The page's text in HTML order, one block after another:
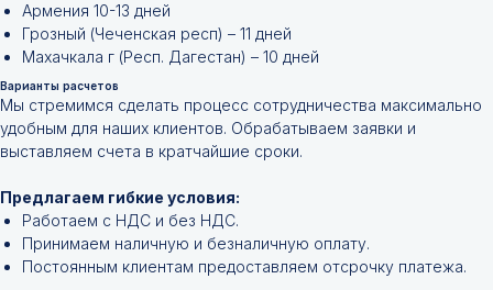
Армения 10-13 дней
Грозный (Чеченская респ) – 11 дней
Махачкала г (Респ. Дагестан) – 10 дней
Варианты расчетов
Мы стремимся сделать процесс сотрудничества максимально
удобным для наших клиентов. Обрабатываем заявки и
выставляем счета в кратчайшие сроки.
Предлагаем гибкие условия:
Работаем с НДС и без НДС.
Принимаем наличную и безналичную оплату.
Постоянным клиентам предоставляем отсрочку платежа.
Не нашли нужной
позиции?
Оставьте заявку и мы подберём
инструменты и запчасти по вашим
техническим характеристикам.